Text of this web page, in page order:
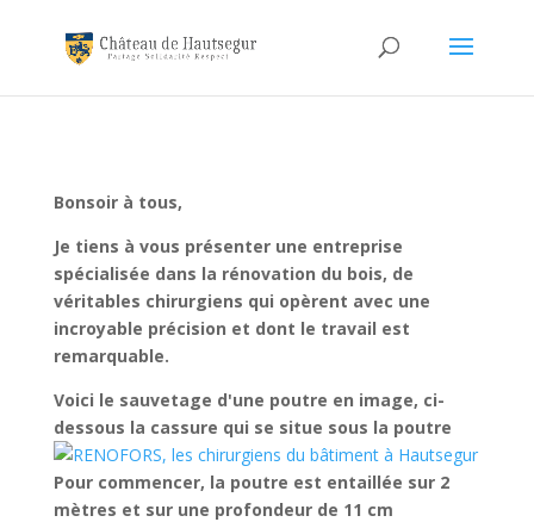
Bonsoir à tous,
Je tiens à vous présenter une entreprise
spécialisée dans la rénovation du bois, de
véritables chirurgiens qui opèrent avec une
incroyable précision et dont le travail est
remarquable.
Voici le sauvetage d'une poutre en image, ci-
dessous la cassure qui se situe sous la poutre
Pour commencer, la poutre est entaillée sur 2
mètres et sur une profondeur de 11 cm